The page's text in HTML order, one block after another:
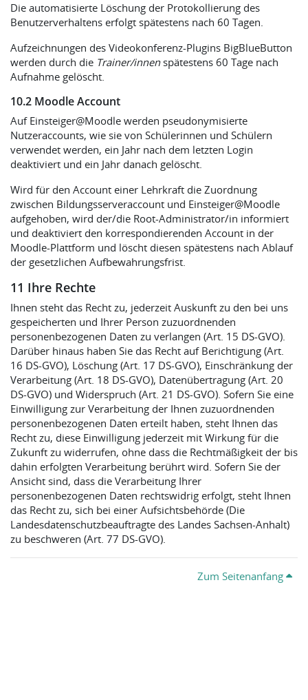
Die automatisierte Löschung der Protokollierung des
Benutzerverhaltens erfolgt spätestens nach 60 Tagen.
Aufzeichnungen des Videokonferenz-Plugins BigBlueButton
werden durch die Trainer/innenspätestens 60 Tage nach
Aufnahme gelöscht.
10.2 Moodle Account
Auf Einsteiger@Moodle werden pseudonymisierte
Nutzeraccounts, wie sie von Schülerinnen und Schülern
verwendet werden, ein Jahr nach dem letzten Login
deaktiviert und ein Jahr danach gelöscht.
Wird für den Account einer Lehrkraft die Zuordnung
zwischen Bildungsserveraccount und Einsteiger@Moodle
aufgehoben, wird der/die Root-Administrator/in informiert
und deaktiviert den korrespondierenden Account in der
Moodle-Plattform und löscht diesen spätestens nach Ablauf
der gesetzlichen Aufbewahrungsfrist.
11 Ihre Rechte
Ihnen steht das Recht zu, jederzeit Auskunft zu den bei uns
gespeicherten und Ihrer Person zuzuordnenden
personenbezogenen Daten zu verlangen (Art. 15 DS-GVO).
Darüber hinaus haben Sie das Recht auf Berichtigung (Art.
16 DS-GVO), Löschung (Art. 17 DS-GVO), Einschränkung der
Verarbeitung (Art. 18 DS-GVO), Datenübertragung (Art. 20
DS-GVO) und Widerspruch (Art. 21 DS‑GVO). Sofern Sie eine
Einwilligung zur Verarbeitung der Ihnen zuzuordnenden
personenbezogenen Daten erteilt haben, steht Ihnen das
Recht zu, diese Einwilligung jederzeit mit Wirkung für die
Zukunft zu widerrufen, ohne dass die Rechtmäßigkeit der bis
dahin erfolgten Verarbeitung berührt wird. Sofern Sie der
Ansicht sind, dass die Verarbeitung Ihrer
personenbezogenen Daten rechtswidrig erfolgt, steht Ihnen
das Recht zu, sich bei einer Aufsichtsbehörde (Die
Landesdatenschutzbeauftragte des Landes Sachsen-Anhalt)
zu beschweren (Art. 77 DS-GVO).
Zum Seitenanfang